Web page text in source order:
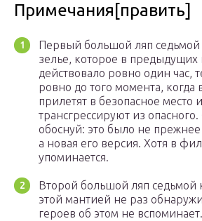
Примечания[править]
Первый большой ляп седьмой
зелье, которое в предыдущих
действовало ровно один час,
ровно до того момента,
прилетят в безопасное место
трансгрессируют из
обоснуй: это было не
а новая его версия. Хотя в
упоминается.
Второй большой ляп седьмой
этой мантией не раз
героев об этом не вспоминает.